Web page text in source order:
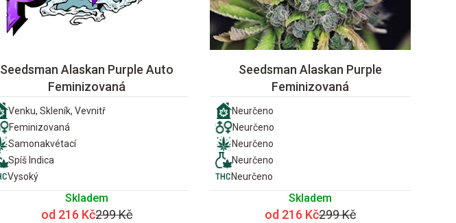
Seedsman Alaskan Purple Auto
Feminizovaná
Venku, Skleník, Vevnitř
Feminizovaná
Samonakvétací
Spíš Indica
Vysoký
Skladem
od 216 Kč299 Kč
Seedsman Alaskan Purple
Feminizovaná
Neurčeno
Neurčeno
Neurčeno
Neurčeno
Neurčeno
Skladem
od 216 Kč299 Kč